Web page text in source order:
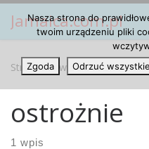
Przejdź do treści
Jamaica.com.pl
Strona główna » ostrożnie
ostrożnie
1 wpis
Nasza strona do
twoim urządzeniu pliki
Zgoda
Odrzuć